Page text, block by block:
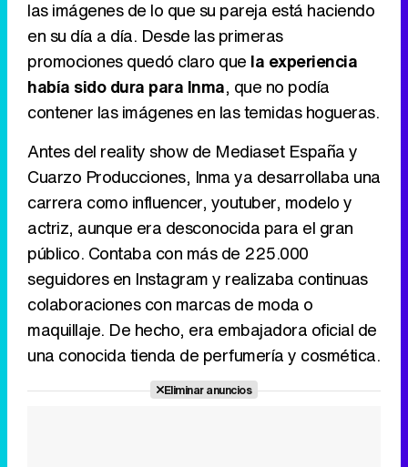
las imágenes de lo que su pareja está haciendo
en su día a día. Desde las primeras
promociones quedó claro que la experiencia
había sido dura para Inma, que no podía
contener las imágenes en las temidas hogueras.
Antes del reality show de Mediaset España y
Cuarzo Producciones, Inma ya desarrollaba una
carrera como influencer, youtuber, modelo y
actriz, aunque era desconocida para el gran
público. Contaba con más de 225.000
seguidores en Instagram y realizaba continuas
colaboraciones con marcas de moda o
maquillaje. De hecho, era embajadora oficial de
una conocida tienda de perfumería y cosmética.
Eliminar anuncios